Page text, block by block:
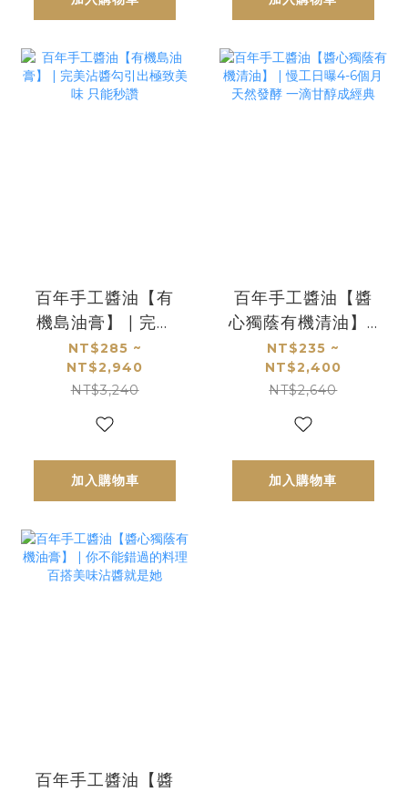
百年手工醬油【有
機島油膏】 | 完美
沾醬勾引出極致美
味 只能秒讚
NT$285 ~
NT$2,940
NT$3,240
加入購物車
百年手工醬油【醬
心獨蔭有機清油】 |
慢工日曝4-6個月天
然發酵 一滴甘醇成
經典
NT$235 ~
NT$2,400
NT$2,640
加入購物車
百年手工醬油【醬